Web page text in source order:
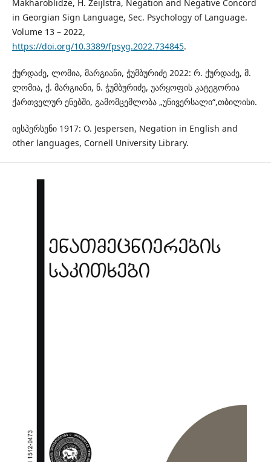
Makharoblidze, H. Zeijlstra, Negation and Negative Concord
in Georgian Sign Language, Sec. Psychology of Language.
Volume 13 – 2022,
https://doi.org/10.3389/fpsyg.2022.734845.
ქურდაძე, ლომია, მარგიანი, ჭუმბურიძე 2022: რ. ქურდაძე, მ.
ლომია, ქ. მარგიანი, ნ. ჭუმბურიძე, უარყოფის კატეგორია
ქართველურ ენებში, გამომცემლობა „უნივერსალი“,თბილისი.
იესპერსენი 1917: O. Jespersen, Negation in English and
other languages, Cornell University Library.